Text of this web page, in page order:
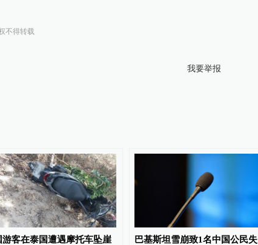
不得转载
我要举报
游客在泰国遭遇摩托车坠崖
巴基斯坦雪崩致1名中国公民失